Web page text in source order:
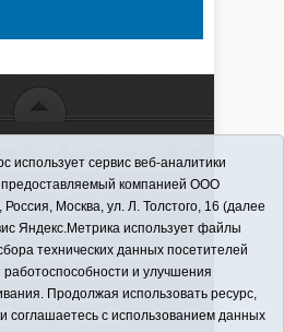
ссылка обязательна
выходит при финансовой
Тюменской области
номер СМИ ЭЛ № ФС 77-66066
Федеральной службой по
информационных
коммуникаций.
Автономная
использует сервис веб-аналитики
компанией ООО
Москва, ул. Л. Толстого, 16 (далее
Яндекс.Метрика использует файлы
технических данных посетителей
и улучшения
Продолжая использовать ресурс,
соглашаетесь с использованием данных